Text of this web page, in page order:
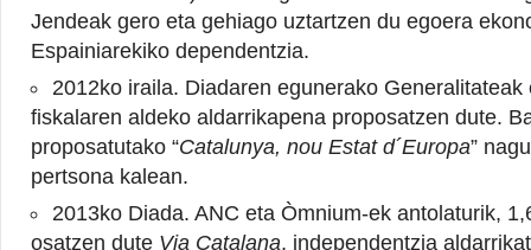
Jendeak gero eta gehiago uztartzen du egoera
Espainiarekiko dependentzia.
2012ko iraila. Diadaren egunerako Generalitateak
fiskalaren aldeko aldarrikapena proposatzen dute.
proposatutako “Catalunya, nou Estat d´Europa”
pertsona kalean.
2013ko Diada. ANC eta Òmnium-ek antolaturik,
osatzen dute Via Catalana, independentzia